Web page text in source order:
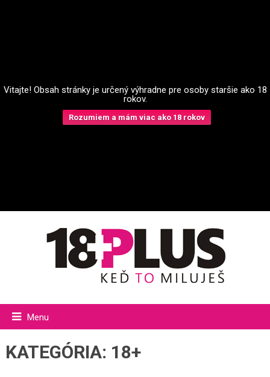
Vitajte! Obsah stránky je určený výhradne pre osoby staršie ako 18
rokov.
Rozumiem a mám viac ako 18 rokov
Menu
KATEGÓRIA: 18+